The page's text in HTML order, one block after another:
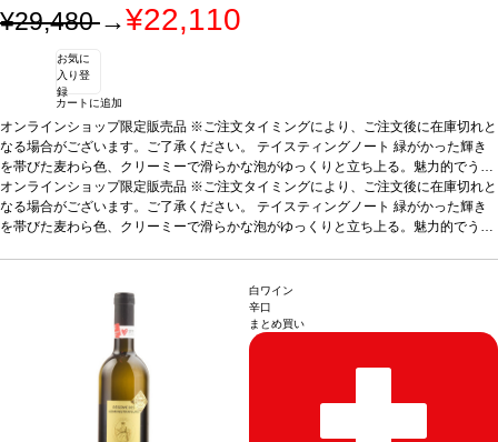
¥29,480→¥22,110
お気に
入り登
録
カートに追加
オンラインショップ限定販売品 ※ご注文タイミングにより、ご注文後に在庫切れと
なる場合がございます。ご了承ください。 テイスティングノート 緑がかった輝き
を帯びた麦わら色、クリーミーで滑らかな泡がゆっくりと立ち上る。魅力的でうっ
とりするようなノーズが開き、ペイストリー、フレッシュバター、菩提樹、アプリ
コットジャム、アカシアのハチミツなどの美味しい風味へと展開する。ローストア
ーモンドやヘーゼルナッツ、チョコレートのようなニュアンスも感じられ、濃厚で
の、きめ細やかなミネラルが支える。リッチな果実味に加え、ローストコーヒー、
甘いスパイス（シナモン、バニラ）、ほのかなスモーキー（ブロンドタバコ）さが
調和している。フィニッシュは柔らかく、永遠と続くよう。たっぷりの繊細で複雑
なアロマが最後まで背景に漂う、長期間熟成していることを感じさせない生き生き
葡萄品種シャルドネ
オンラインショップ限定販売品 ※ご注文タイミングにより、ご注文後に在庫切れと
なる場合がございます。ご了承ください。 テイスティングノート 緑がかった輝き
を帯びた麦わら色、クリーミーで滑らかな泡がゆっくりと立ち上る。魅力的でうっ
ーモンドやヘーゼルナッツ、チョコレートのようなニュアンスも感じられ、濃厚で
洗練されている。口に含むと、シルクのように滑らかなテクスチャーが、素晴らし
く美しいストラクチャーを包み込み、コート・デ・ブランの偉大なシャルドネ特有
の、きめ細やかなミネラルが支える。リッチな果実味に加え、ローストコーヒー、
甘いスパイス（シナモン、バニラ）、ほのかなスモーキー（ブロンドタバコ）さが
調和している。フィニッシュは柔らかく、永遠と続くよう。たっぷりの繊細で複雑
なアロマが最後まで背景に漂う、長期間熟成していることを感じさせない生き生き
葡萄品種
白ワイン
辛口
まとめ買い